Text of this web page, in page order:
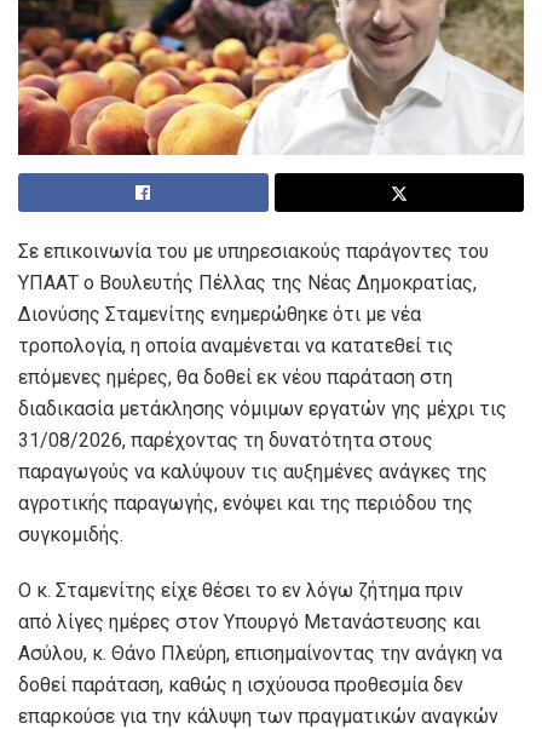
Σε επικοινωνία του με υπηρεσιακούς παράγοντες του
ΥΠΑΑΤ ο Βουλευτής Πέλλας της Νέας Δημοκρατίας,
Διονύσης Σταμενίτης ενημερώθηκε ότι με νέα
τροπολογία, η οποία αναμένεται να κατατεθεί τις
επόμενες ημέρες, θα δοθεί εκ νέου παράταση στη
διαδικασία μετάκλησης νόμιμων εργατών γης μέχρι τις
31/08/2026, παρέχοντας τη δυνατότητα στους
παραγωγούς να καλύψουν τις αυξημένες ανάγκες της
αγροτικής παραγωγής, ενόψει και της περιόδου της
συγκομιδής.
Ο κ. Σταμενίτης είχε θέσει το εν λόγω ζήτημα πριν
από λίγες ημέρες στον Υπουργό Μετανάστευσης και
Ασύλου, κ. Θάνο Πλεύρη, επισημαίνοντας την ανάγκη να
δοθεί παράταση, καθώς η ισχύουσα προθεσμία δεν
επαρκούσε για την κάλυψη των πραγματικών αναγκών